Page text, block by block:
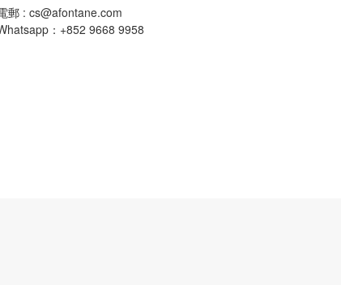
郵 : cs@afontane.com
：+852 9668 9958